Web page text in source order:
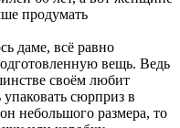
продумать
даме, всё равно
вещь. Ведь
своём любит
упаковать сюрприз в
небольшого размера, то